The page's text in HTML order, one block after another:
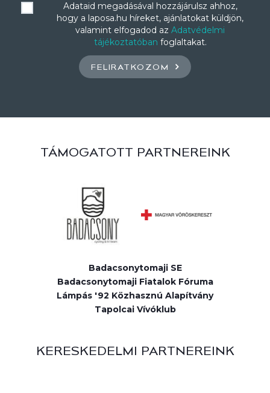
Adataid megadásával hozzájárulsz ahhoz,
hogy a laposa.hu híreket, ajánlatokat küldjön,
valamint elfogadod az Adatvédelmi
tájékoztatóban foglaltakat.
FELIRATKOZOM
TÁMOGATOTT PARTNEREINK
Badacsonytomaji SE
Badacsonytomaji Fiatalok Fóruma
Lámpás '92 Közhasznú Alapítvány
Tapolcai Vívóklub
KERESKEDELMI PARTNEREINK